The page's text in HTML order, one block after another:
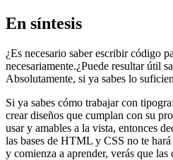
En síntesis
¿Es necesario saber escribir código
necesariamente.¿Puede resultar útil
Absolutamente, si ya sabes lo
Si ya sabes cómo trabajar con
crear diseños que cumplan con su
usar y amables a la vista, entonces
las bases de HTML y CSS no te
y comienza a aprender, verás que las